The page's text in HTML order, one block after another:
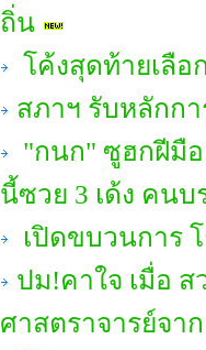
ถิ่น
โค้งสุดท้ายเลือ
สภาฯ รับหลักก
"กนก" ซูฮกฝีมือ
นี้ซวย 3 เด้ง คน
เปิดขบวนการ
ปม!คาใจ เมื่อ
ศาสตราจารย์จา